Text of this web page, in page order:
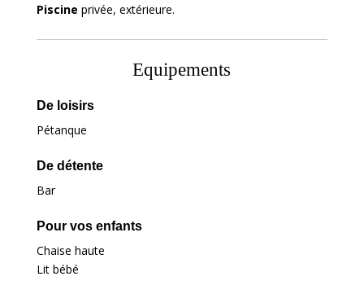
Piscine privée, extérieure.
Equipements
De loisirs
Pétanque
De détente
Bar
Pour vos enfants
Chaise haute
Lit bébé